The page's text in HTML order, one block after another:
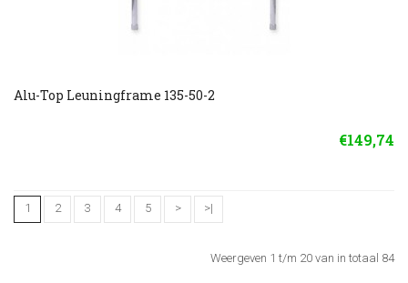
Alu-Top Leuningframe 135-50-2
€149,74
1 2 3 4 5 > >|
Weergeven 1 t/m 20 van in totaal 84